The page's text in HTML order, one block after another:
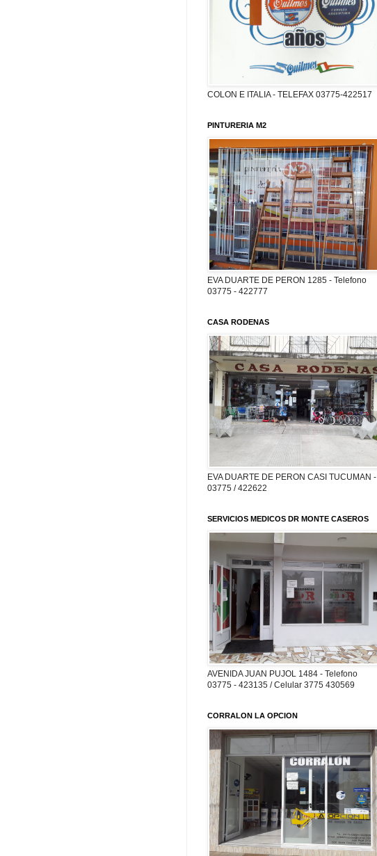
COLON E ITALIA - TELEFAX 03775-422517
PINTURERIA M2
EVA DUARTE DE PERON 1285 - Telefono
03775 - 422777
CASA RODENAS
EVA DUARTE DE PERON CASI TUCUMAN -
03775 / 422622
SERVICIOS MEDICOS DR MONTE CASEROS
AVENIDA JUAN PUJOL 1484 - Telefono
03775 - 423135 / Celular 3775 430569
CORRALON LA OPCION